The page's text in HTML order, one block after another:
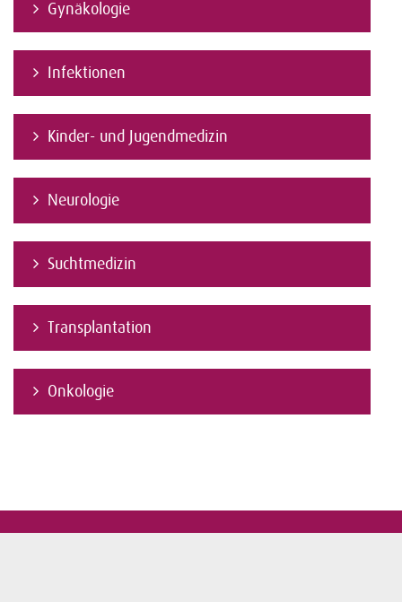
Gynäkologie
Infektionen
Kinder- und Jugendmedizin
Neurologie
Suchtmedizin
Transplantation
Onkologie